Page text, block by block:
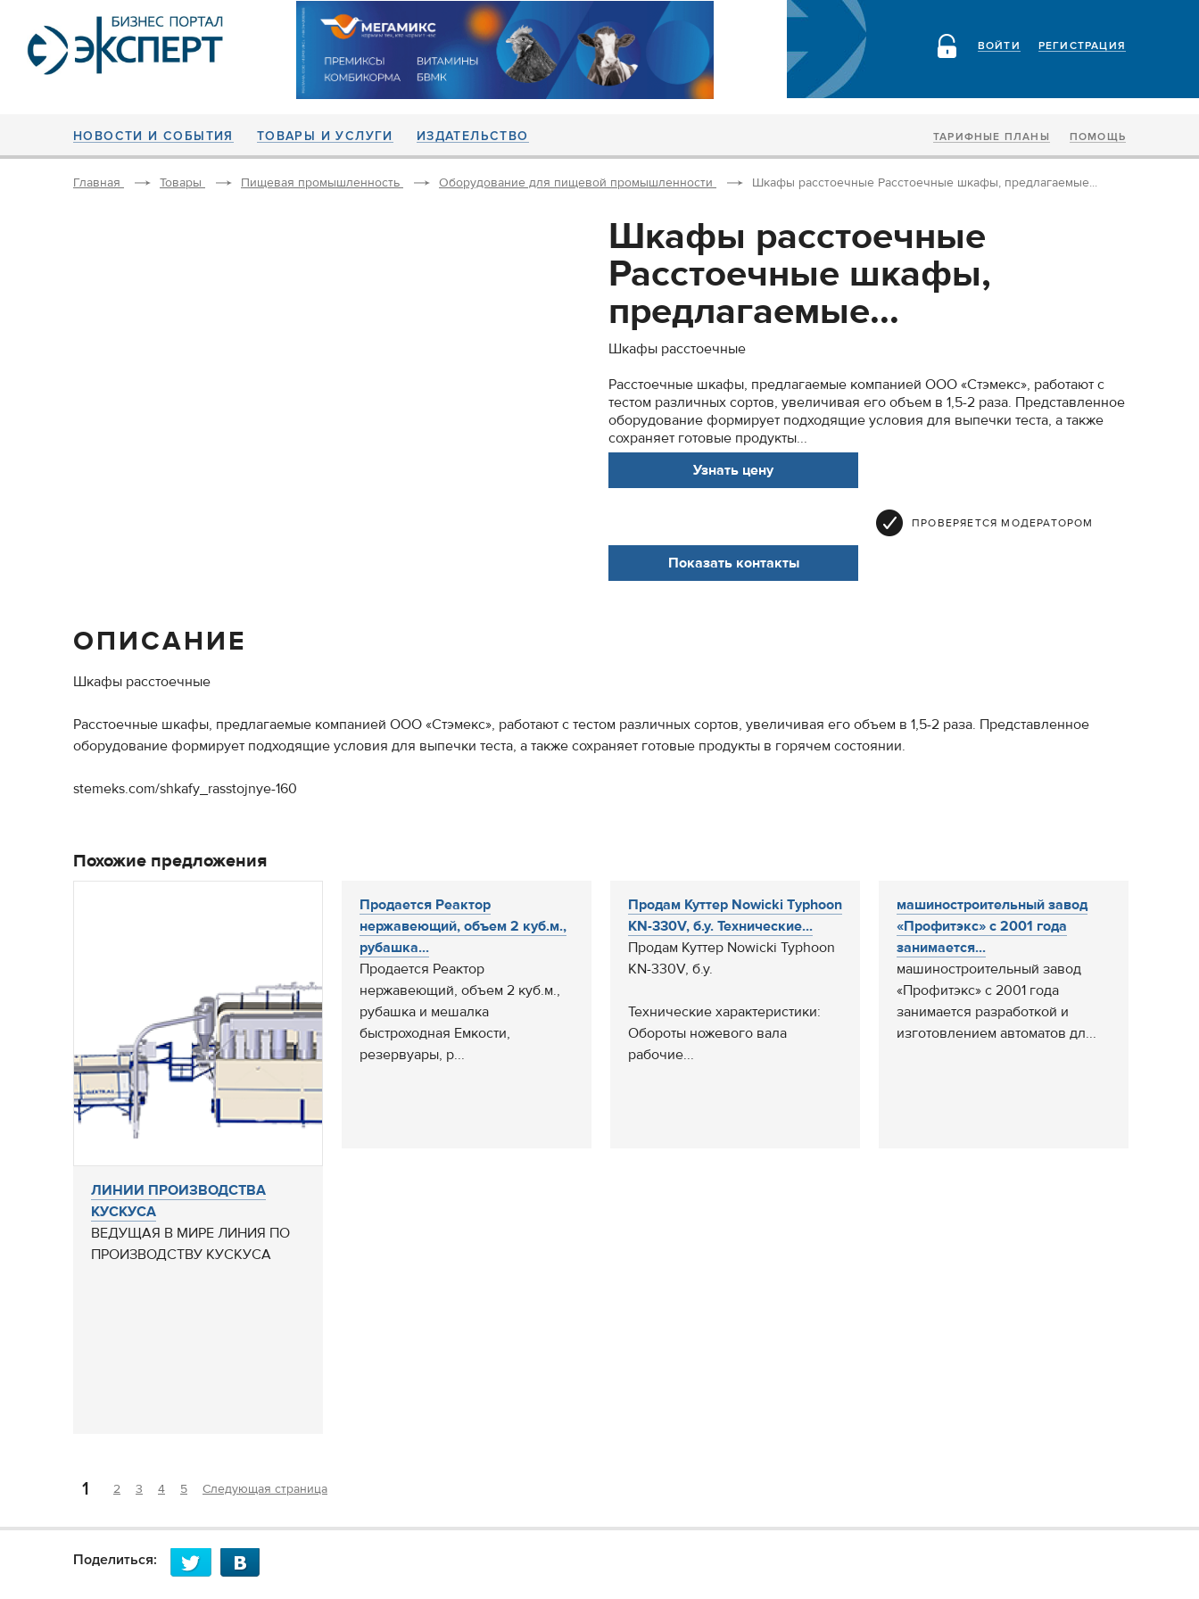
РЕГИСТРАЦИЯ
ВОЙТИ
НОВОСТИ И СОБЫТИЯ ТОВАРЫ И УСЛУГИ ИЗДАТЕЛЬСТВО ТАРИФНЫЕ ПЛАНЫ ПОМОЩЬ
Главная Товары Пищевая промышленность Оборудование для пищевой промышленности Шкафы расстоечные Расстоечные шкафы, предлагаемые...
Шкафы расстоечные
Расстоечные шкафы,
предлагаемые...
Шкафы расстоечные
Расстоечные шкафы, предлагаемые компанией ООО «Стэмекс», работают с
тестом различных сортов, увеличивая его объем в 1,5-2 раза. Представленное
оборудование формирует подходящие условия для выпечки теста, а также
сохраняет готовые продукты...
Узнать цену
ПРОВЕРЯЕТСЯ МОДЕРАТОРОМ
Показать контакты
ОПИСАНИЕ
Шкафы расстоечные
Расстоечные шкафы, предлагаемые компанией ООО «Стэмекс», работают с тестом различных сортов, увеличивая его объем в 1,5-2 раза. Представленное
оборудование формирует подходящие условия для выпечки теста, а также сохраняет готовые продукты в горячем состоянии.
stemeks.com/shkafy_rasstojnye-160
Похожие предложения
ЛИНИИ ПРОИЗВОДСТВА
КУСКУСА
ВЕДУЩАЯ В МИРЕ ЛИНИЯ ПО
ПРОИЗВОДСТВУ КУСКУСА
Продается Реактор
нержавеющий, объем 2 куб.м.,
рубашка...
Продается Реактор
нержавеющий, объем 2 куб.м.,
рубашка и мешалка
быстроходная Емкости,
резервуары, р...
Продам Куттер Nowicki Typhoon
KN-330V, б.у. Технические...
Продам Куттер Nowicki Typhoon
KN-330V, б.у.
Технические характеристики:
Обороты ножевого вала
рабочие...
машиностроительный завод
«Профитэкс» с 2001 года
занимается...
машиностроительный завод
«Профитэкс» с 2001 года
занимается разработкой и
изготовлением автоматов дл...
1 2 3 4 5 Следующая страница
Поделиться: